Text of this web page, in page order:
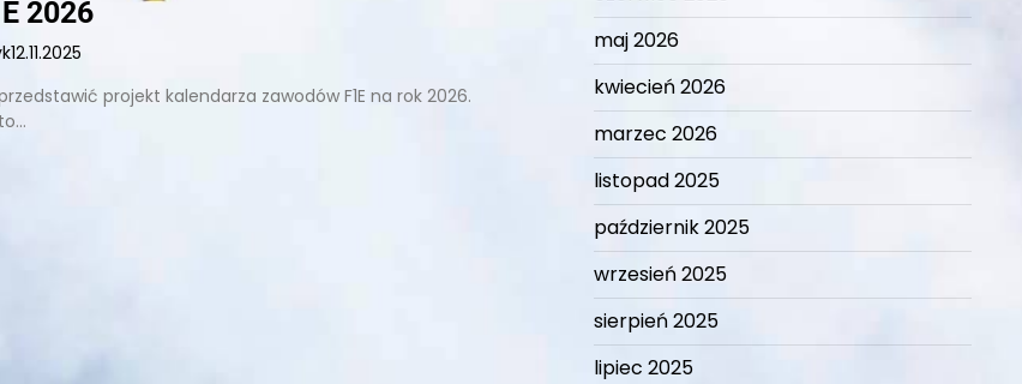
2026
12.11.2025
projekt kalendarza zawodów F1E na rok 2026.
maj 2026
kwiecień 2026
marzec 2026
listopad 2025
październik 2025
wrzesień 2025
sierpień 2025
lipiec 2025